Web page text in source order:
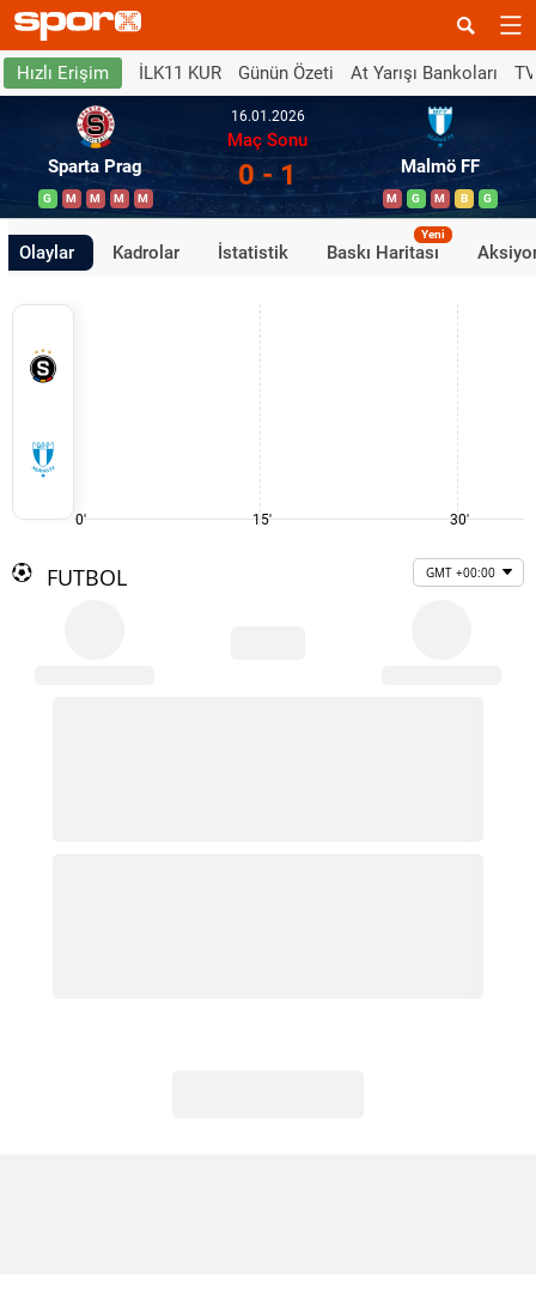
Hızlı Erişim İLK11 KUR Günün Özeti At Yarışı Bankoları
Sparta Prag
G M M M M
16.01.2026
Maç Sonu
0 - 1 Malmö FF
M G M B G
Olaylar Kadrolar İstatistik Baskı Haritası
Yeni
0' 15' 30'
FUTBOL GMT +00:00